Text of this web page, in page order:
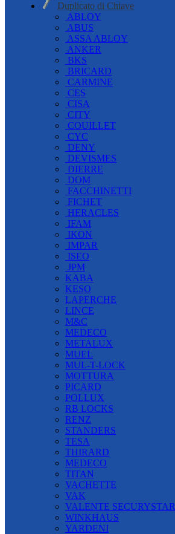
Duplicato di Chiave
ABLOY
ABUS
ASSA ABLOY
ANKER
BKS
BRICARD
CARMINE
CES
CISA
CITY
COUILLET
CYC
DENY
DEVISMES
DIERRE
DOM
FACCHINETTI
FICHET
HERACLES
IFAM
IKON
IMPAR
ISEO
JPM
KABA
KESO
LAPERCHE
LINCE
M&C
MEDECO
METALUX
MUEL
MUL-T-LOCK
MOTTURA
PICARD
POLLUX
RB LOCKS
RENZ
STANDERS
TESA
THIRARD
MEDECO
TITAN
VACHETTE
VAK
VALENTE SECURYSTAR
WINKHAUS
YARDENI